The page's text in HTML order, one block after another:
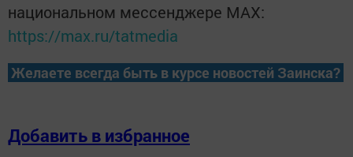
национальном мессенджере MАХ:
https://max.ru/tatmedia
Желаете всегда быть в курсе новостей Заинска?
Добавить в избранное